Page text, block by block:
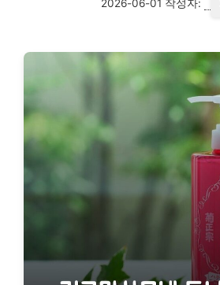
2026-06-01 작성자: